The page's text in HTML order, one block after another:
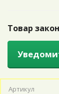
Товар
Артикул